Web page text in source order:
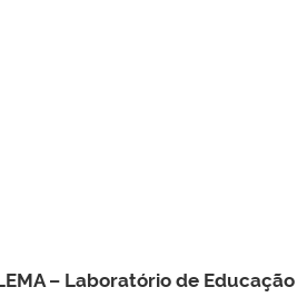
– Laboratório de Educação